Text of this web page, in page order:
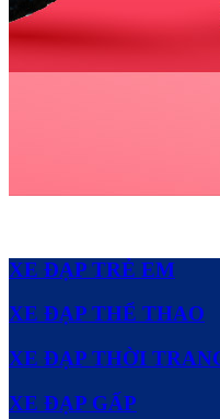
XE ĐẠP TRẺ EM
XE ĐẠP THỂ THAO
XE ĐẠP THỜI
XE ĐẠP GẤP